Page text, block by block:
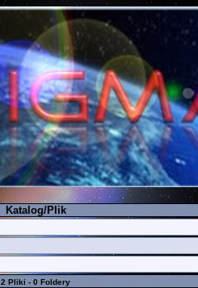
Katalog/Plik
2 Pliki - 0 Foldery